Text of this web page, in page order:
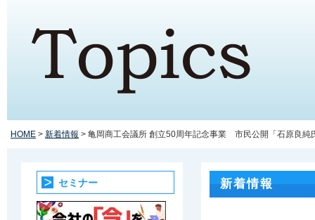
HOME > 新着情報 > 亀岡商工会議所 創立50周年記念事業 市民公開「石原良純
新着情報
セミナー